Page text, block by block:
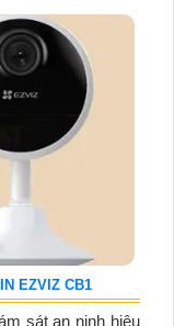
EZVIZ CB1
sát an ninh hiệu